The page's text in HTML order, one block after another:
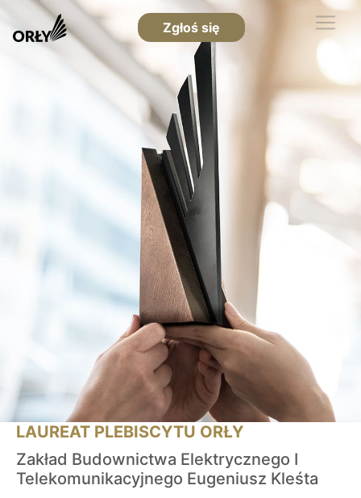
Zgłoś się
LAUREAT PLEBISCYTU ORŁY
Zakład Budownictwa Elektrycznego I
Telekomunikacyjnego Eugeniusz Kleśta